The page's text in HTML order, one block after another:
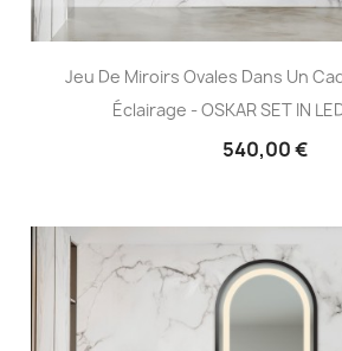
Jeu De Miroirs Ovales Dans Un
Éclairage - OSKAR SET IN
540,00 €